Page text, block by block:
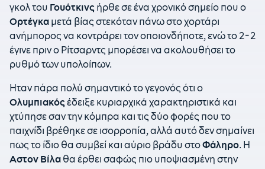
γκολ του Γουότκινς ήρθε σε ένα χρονικό σημείο που ο
Ορτέγκα μετά βίας στεκόταν πάνω στο χορτάρι
ανήμπορος να κοντράρει τον οποιονδήποτε, ενώ το 2-2
έγινε πριν ο Ρίτσαρντς μπορέσει να ακολουθήσει το
ρυθμό των υπολοίπων.
Ηταν πάρα πολύ σημαντικό το γεγονός ότι ο
Ολυμπιακόςέδειξε κυριαρχικά χαρακτηριστικά και
χτύπησε σαν την κόμπρα και τις δύο φορές που το
παιχνίδι βρέθηκε σε ισορροπία, αλλά αυτό δεν σημαίνει
πως το ίδιο θα συμβεί και αύριο βράδυ στοΦάληρο. Η
Αστον Βίλα θα έρθει σαφώς πιο υποψιασμένη στην